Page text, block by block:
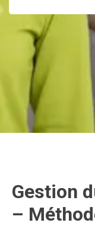
Gestion
–